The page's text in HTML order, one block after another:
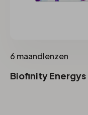
6 maandlenzen
Biofinity Energys